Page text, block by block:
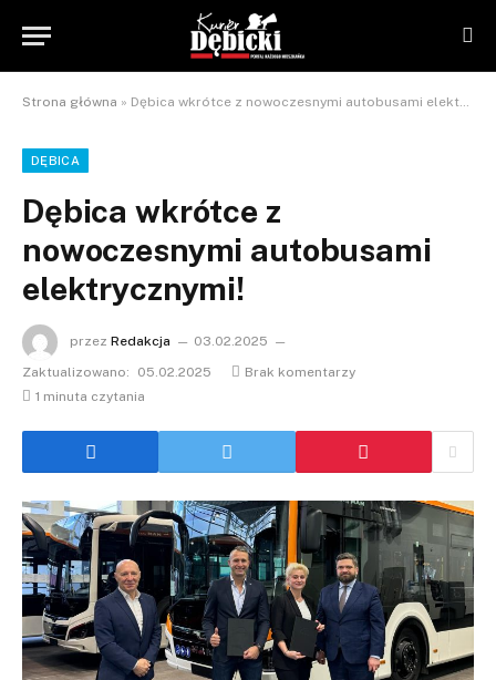
Strona główna » Dębica wkrótce z nowoczesnymi autobusami elektrycznymi!
DĘBICA
Dębica wkrótce z
nowoczesnymi autobusami
elektrycznymi!
przez Redakcja
03.02.2025
Zaktualizowano:
05.02.2025
Brak komentarzy
1 minuta czytania